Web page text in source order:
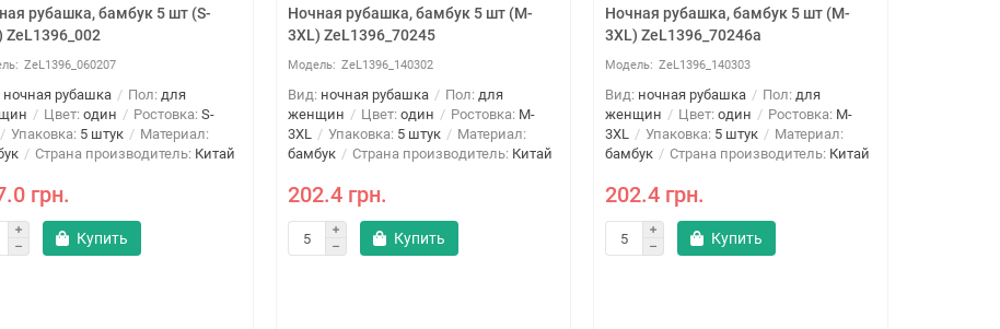
рубашка, бамбук 5 шт (S-
ZeL1396_002
ZeL1396_060207
ночная рубашка Пол: для
Цвет: один Ростовка: S-
Упаковка: 5 штук
Материал:
Страна производитель: Китай
грн.
Купить
Ночная рубашка, бамбук 5 шт (M-
3XL) ZeL1396_70245
ZeL1396_140302
Вид: ночная рубашка Пол: для
женщин
Цвет: один Ростовка: M-
3XL
Упаковка: 5 штук
Материал:
бамбук
Страна производитель: Китай
202.4 грн.
Купить
Ночная рубашка, бамбук 5 шт (M-
3XL) ZeL1396_70246a
ZeL1396_140303
Вид: ночная рубашка Пол: для
женщин
Цвет: один Ростовка: M-
3XL
Упаковка: 5 штук
Материал:
бамбук
Страна производитель: Китай
202.4 грн.
Купить